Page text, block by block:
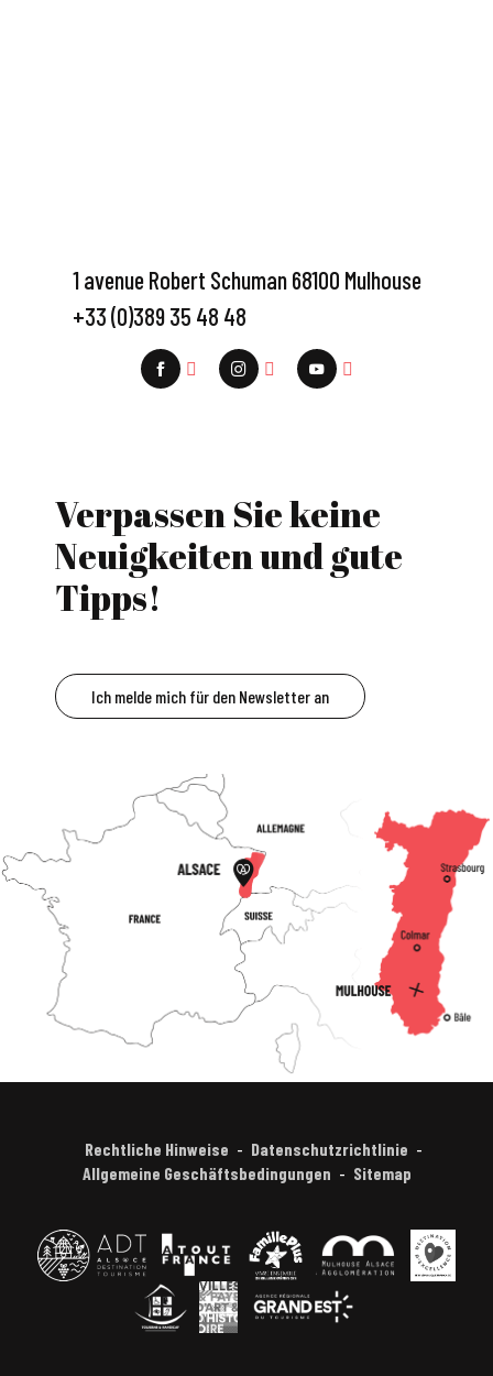
1 avenue Robert Schuman 68100 Mulhouse
+33 (0)389 35 48 48
Verpassen Sie keine
Neuigkeiten und gute
Tipps!
Ich melde mich für den Newsletter an
Rechtliche Hinweise
Datenschutzrichtlinie
Allgemeine Geschäftsbedingungen
Sitemap